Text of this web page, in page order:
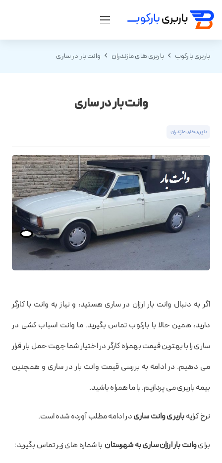
باربری بارکوب باربری های مازندران وانت بار در ساری
وانت بار در ساری
باربری های مازندران
اگر به دنبال وانت بار ارزان در ساری هستید، و نیاز به وانت با کارگر
دارید، همین حالا با بارکوب تماس بگیرید. ما وانت اسباب کشی در
ساری را با بهترین قیمت بهمراه کارگر در اختیار شما جهت حمل بار قرار
می دهیم. در ادامه به بررسی قیمت وانت بار در ساری و همچنین
بیمه باربری می پردازیم. با ما همراه باشید.
نرخ کرایهباربری وانت ساریدر ادامه مطلب آورده شده است.
برایوانت بار ارزان ساری به شهرستان با شماره های زیر تماس بگیرید: